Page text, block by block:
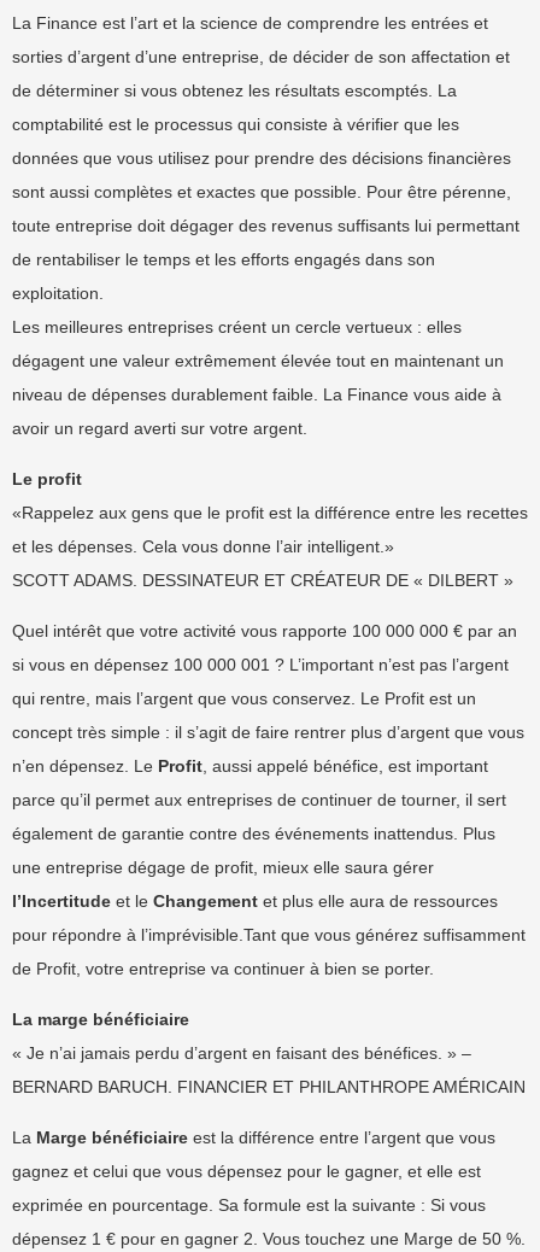
La Finance est l’art et la science de comprendre les entrées et
sorties d’argent d’une entreprise, de décider de son affectation et
de déterminer si vous obtenez les résultats escomptés. La
comptabilité est le processus qui consiste à vérifier que les
données que vous utilisez pour prendre des décisions financières
sont aussi complètes et exactes que possible. Pour être pérenne,
toute entreprise doit dégager des revenus suffisants lui permettant
de rentabiliser le temps et les efforts engagés dans son
exploitation.
Les meilleures entreprises créent un cercle vertueux : elles
dégagent une valeur extrêmement élevée tout en maintenant un
niveau de dépenses durablement faible. La Finance vous aide à
avoir un regard averti sur votre argent.
Le profit
«Rappelez aux gens que le profit est la différence entre les recettes
et les dépenses. Cela vous donne l’air intelligent.»
SCOTT ADAMS. DESSINATEUR ET CRÉATEUR DE « DILBERT »
Quel intérêt que votre activité vous rapporte 100 000 000 € par an
si vous en dépensez 100 000 001 ? L’important n’est pas l’argent
qui rentre, mais l’argent que vous conservez. Le Profit est un
concept très simple : il s’agit de faire rentrer plus d’argent que vous
n’en dépensez. Le Profit , aussi appelé bénéfice, est important
parce qu’il permet aux entreprises de continuer de tourner, il sert
également de garantie contre des événements inattendus. Plus
une entreprise dégage de profit, mieux elle saura gérer
l’Incertitude et le Changement et plus elle aura de ressources
pour répondre à l’imprévisible.Tant que vous générez suffisamment
de Profit, votre entreprise va continuer à bien se porter.
La marge bénéficiaire
« Je n’ai jamais perdu d’argent en faisant des bénéfices. » –
BERNARD BARUCH. FINANCIER ET PHILANTHROPE AMÉRICAIN
La Marge bénéficiaire est la différence entre l’argent que vous
gagnez et celui que vous dépensez pour le gagner, et elle est
exprimée en pourcentage. Sa formule est la suivante : Si vous
dépensez 1 € pour en gagner 2. Vous touchez une Marge de 50 %.